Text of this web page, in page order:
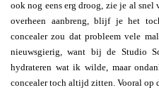
ook nog eens erg droog, zie je al snel
overheen aanbreng, blijf je het
concealer zou dat probleem vele
nieuwsgierig, want bij de Studio
hydrateren wat ik wilde, maar
concealer toch altijd zitten. Vooral op